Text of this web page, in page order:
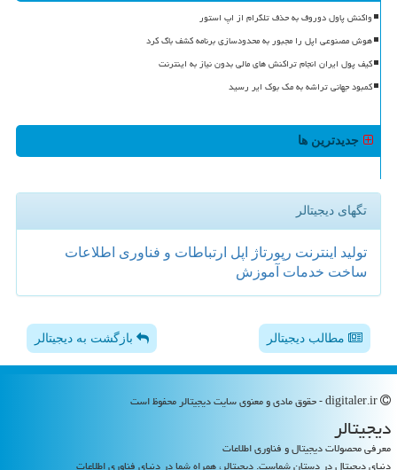
واکنش پاول دوروف به حذف تلگرام از اپ استور
هوش مصنوعی اپل را مجبور به محدودسازی برنامه کشف باگ کرد
کیف پول ایران انجام تراکنش های مالی بدون نیاز به اینترنت
کمبود جهانی تراشه به مک بوک ایر رسید
جدیدترین ها
تگهای دیجیتالر
تولید اینترنت رپورتاژ اپل ارتباطات و فناوری اطلاعات
ساخت خدمات آموزش
مطالب دیجیتالر بازگشت به دیجیتالر
دیجیتالر
معرفی محصولات دیجیتال و فناوری اطلاعات
دنیای دیجیتال در دستان شماست. دیجیتالر، همراه شما در دنیای فناوری اطلاعات